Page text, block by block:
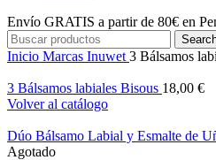
Envío GRATIS a partir de 80€ en
Inicio Marcas Inuwet 3 Bálsamos
3 Bálsamos labiales Bisous 18,00 €
Volver al catálogo
Dúo Bálsamo Labial y Esmalte de
Agotado